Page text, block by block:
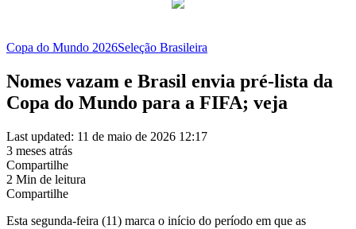
Copa do Mundo 2026Seleção Brasileira
Nomes vazam e Brasil envia pré-lista da
Copa do Mundo para a FIFA; veja
Last updated: 11 de maio de 2026 12:17
3 meses atrás
Compartilhe
2 Min de leitura
Compartilhe
Esta segunda-feira (11) marca o início do período em que as